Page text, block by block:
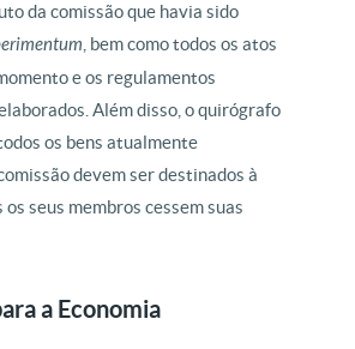
da comissão que havia sido
, bem como todos os atos
e os regulamentos
Além disso, o quirógrafo
os bens atualmente
devem ser destinados à
os seus membros cessem suas
a Economia